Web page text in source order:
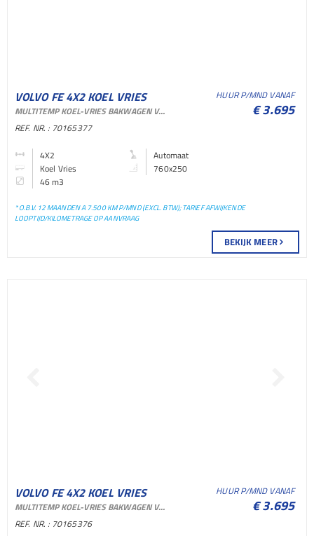
VOLVO FE 4X2 KOEL VRIES
BAKWAGEN KOEL VRIES
BAKWAGEN
MULTITEMP KOEL-VRIES BAKWAGEN VOOR VERHUUR EN SHORTLEASE
HUUR P/MND VANAF
€ 3.695
REF. NR. : 70165377
4X2
Automaat
Koel Vries
760x250
46 m3
* O.B.V. 12 MAANDEN A 7.500 KM P/MND (EXCL. BTW); TARIEF AFWIJKENDE
LOOPTIJD/KILOMETRAGE OP AANVRAAG
BEKIJK MEER
VOLVO FE 4X2 KOEL VRIES
BAKWAGEN KOEL VRIES
MULTITEMP KOEL-VRIES BAKWAGEN VOOR VERHUUR EN SHORTLEASE
HUUR P/MND VANAF
€ 3.695
REF. NR. : 70165376